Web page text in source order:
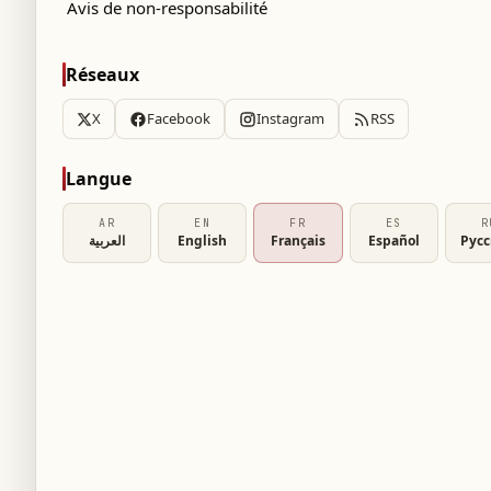
de l'armée, a accueilli dans son bureau à
Leur entretien a porté sur la situation
en particulier dans le Sud.
que joue l'armée et a souligné la
militaire dans les circonstances
Avis de non-responsabilité
Réseaux
X Facebook Instagram RSS
Langue
AR
العربية
EN
English
FR
Français
ES
Español